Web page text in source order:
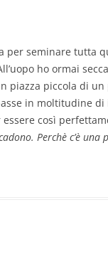
per seminare tutta
ho ormai
piazza piccola di un
in moltitudine
così
Perchè c’è